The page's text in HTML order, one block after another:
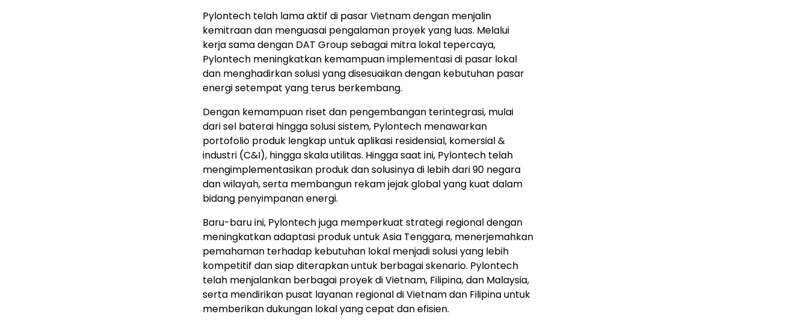
Pylontech telah lama aktif di pasar Vietnam dengan menjalin
kemitraan dan menguasai pengalaman proyek yang luas. Melalui
kerja sama dengan DAT Group sebagai mitra lokal tepercaya,
Pylontech meningkatkan kemampuan implementasi di pasar lokal
dan menghadirkan solusi yang disesuaikan dengan kebutuhan pasar
energi setempat yang terus berkembang.
Dengan kemampuan riset dan pengembangan terintegrasi, mulai
dari sel baterai hingga solusi sistem, Pylontech menawarkan
portofolio produk lengkap untuk aplikasi residensial, komersial &
industri (C&I), hingga skala utilitas. Hingga saat ini, Pylontech telah
mengimplementasikan produk dan solusinya di lebih dari 90 negara
dan wilayah, serta membangun rekam jejak global yang kuat dalam
bidang penyimpanan energi.
Baru-baru ini, Pylontech juga memperkuat strategi regional dengan
meningkatkan adaptasi produk untuk Asia Tenggara, menerjemahkan
pemahaman terhadap kebutuhan lokal menjadi solusi yang lebih
kompetitif dan siap diterapkan untuk berbagai skenario. Pylontech
telah menjalankan berbagai proyek di Vietnam, Filipina, dan Malaysia,
serta mendirikan pusat layanan regional di Vietnam dan Filipina untuk
memberikan dukungan lokal yang cepat dan efisien.